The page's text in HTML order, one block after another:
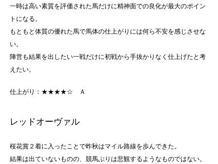
一時は高い素質を評価された馬だけに精神面での良化が最大のポイン
トになる。
もともと体質の優れた馬で馬体の仕上がりには何ら不安を感じさせな
い。
陣営も結果を出したい一戦だけに初戦から手抜かりなく仕上げたと考
えたい。
仕上がり：★★★★☆ Ａ
レッドオーヴァル
桜花賞２着に入ったことで昨秋はマイル路線を歩んできた。
結果は出ていないものの、競馬ぶりは悲観するようなものではない。